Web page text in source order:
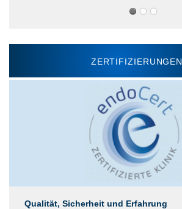
ZERTIFIZIERUNGEN
Qualität, Sicherheit und Erfahrung